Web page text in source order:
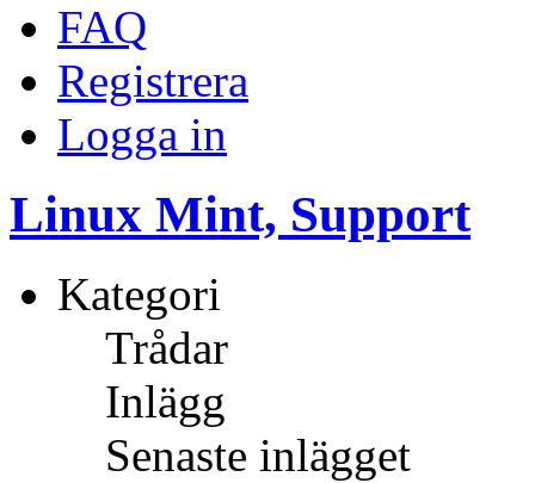
FAQ
Registrera
Logga in
Linux Mint, Support
Kategori
Trådar
Inlägg
Senaste inlägget